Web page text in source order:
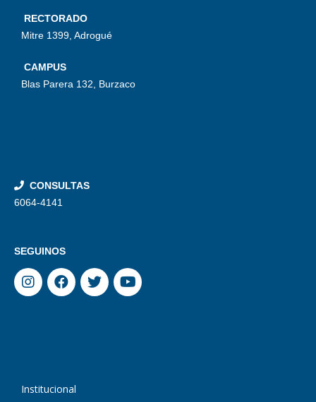
RECTORADO
Mitre 1399, Adrogué
CAMPUS
Blas Parera 132, Burzaco
CONSULTAS
6064-4141
SEGUINOS
Institucional